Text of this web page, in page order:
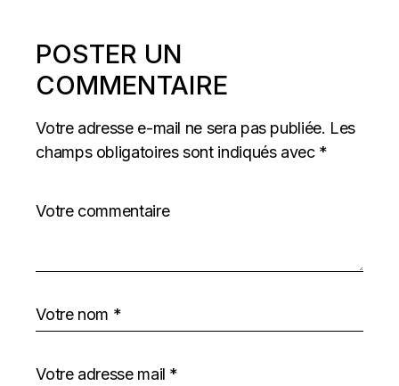
POSTER UN
COMMENTAIRE
Votre adresse e-mail ne sera pas publiée. Les
champs obligatoires sont indiqués avec *